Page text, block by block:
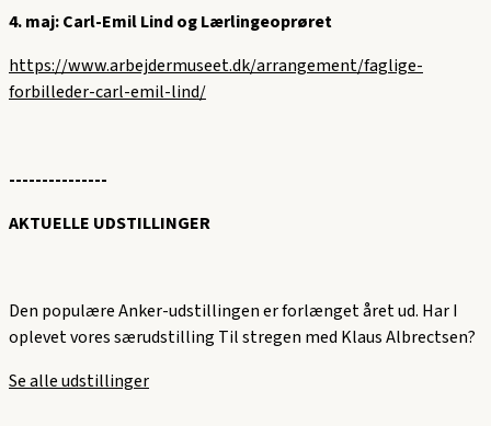
4. maj: Carl-Emil Lind og Lærlingeoprøret
https://www.arbejdermuseet.dk/arrangement/faglige-
forbilleder-carl-emil-lind/
---------------
AKTUELLE UDSTILLINGER
Den populære Anker-udstillingen er forlænget året ud. Har I
oplevet vores særudstilling Til stregen med Klaus Albrectsen?
Se alle udstillinger